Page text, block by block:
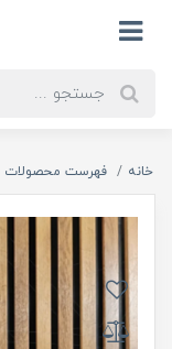
خانه فهرست محصولات